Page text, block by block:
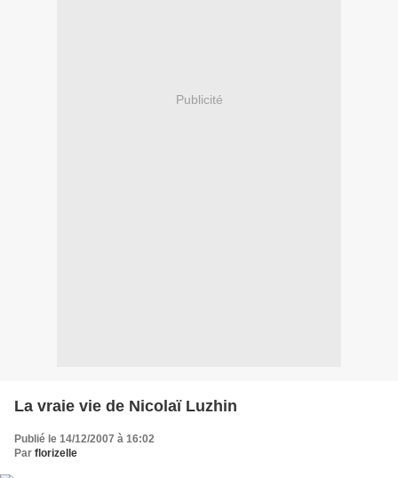
Publicité
La vraie vie de Nicolaï Luzhin
Publié le 14/12/2007 à 16:02
Par florizelle